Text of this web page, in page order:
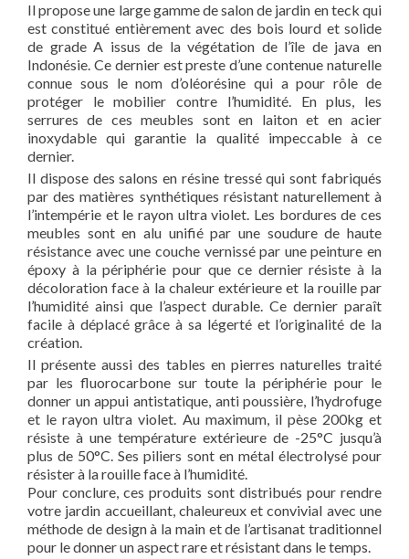
Il propose une large gamme de salon de jardin en teck qui
est constitué entièrement avec des bois lourd et solide
de grade A issus de la végétation de l’île de java en
Indonésie. Ce dernier est preste d’une contenue naturelle
connue sous le nom d’oléorésine qui a pour rôle de
protéger le mobilier contre l’humidité. En plus, les
serrures de ces meubles sont en laiton et en acier
inoxydable qui garantie la qualité impeccable à ce
dernier.
Il dispose des salons en résine tressé qui sont fabriqués
par des matières synthétiques résistant naturellement à
l’intempérie et le rayon ultra violet. Les bordures de ces
meubles sont en alu unifié par une soudure de haute
résistance avec une couche vernissé par une peinture en
époxy à la périphérie pour que ce dernier résiste à la
décoloration face à la chaleur extérieure et la rouille par
l’humidité ainsi que l’aspect durable. Ce dernier paraît
facile à déplacé grâce à sa légerté et l’originalité de la
création.
Il présente aussi des tables en pierres naturelles traité
par les fluorocarbone sur toute la périphérie pour le
donner un appui antistatique, anti poussière, l’hydrofuge
et le rayon ultra violet. Au maximum, il pèse 200kg et
résiste à une température extérieure de -25°C jusqu’à
plus de 50°C. Ses piliers sont en métal électrolysé pour
résister à la rouille face à l’humidité.
Pour conclure, ces produits sont distribués pour rendre
votre jardin accueillant, chaleureux et convivial avec une
méthode de design à la main et de l’artisanat traditionnel
pour le donner un aspect rare et résistant dans le temps.